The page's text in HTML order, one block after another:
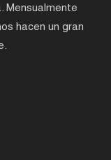
Mensualmente
hacen un gran